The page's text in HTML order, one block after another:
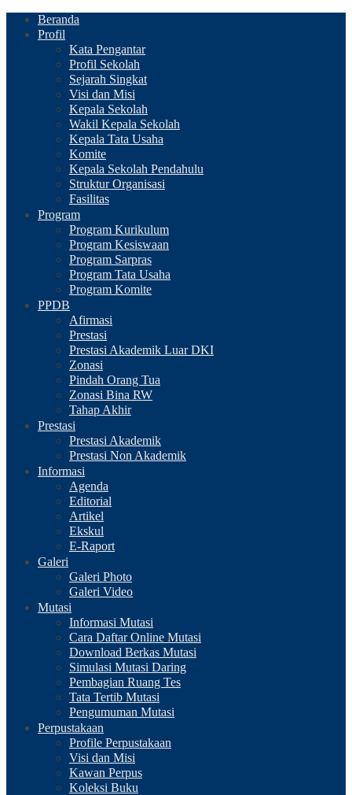
Beranda
Profil
Kata Pengantar
Profil Sekolah
Sejarah Singkat
Visi dan Misi
Kepala Sekolah
Wakil Kepala Sekolah
Kepala Tata Usaha
Komite
Kepala Sekolah Pendahulu
Struktur Organisasi
Fasilitas
Program
Program Kurikulum
Program Kesiswaan
Program Sarpras
Program Tata Usaha
Program Komite
PPDB
Afirmasi
Prestasi
Prestasi Akademik Luar DKI
Zonasi
Pindah Orang Tua
Zonasi Bina RW
Tahap Akhir
Prestasi
Prestasi Akademik
Prestasi Non Akademik
Informasi
Agenda
Editorial
Artikel
Ekskul
E-Raport
Galeri
Galeri Photo
Galeri Video
Mutasi
Informasi Mutasi
Cara Daftar Online Mutasi
Download Berkas Mutasi
Simulasi Mutasi Daring
Pembagian Ruang Tes
Tata Tertib Mutasi
Pengumuman Mutasi
Perpustakaan
Profile Perpustakaan
Visi dan Misi
Kawan Perpus
Koleksi Buku